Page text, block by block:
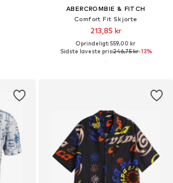
ABERCROMBIE & FITCH
Comfort Fit Skjorte
213,85 kr
Oprindeligt: 559,00 kr
Sidste laveste pris:246,75 kr-13%